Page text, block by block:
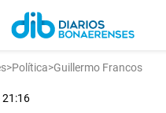
>Política>Guillermo Francos
21:16